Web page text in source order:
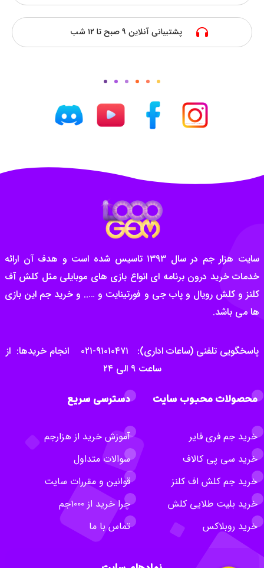
پشتیبانی آنلاین ۹ صبح تا ۱۲ شب
سایت هزار جم در سال ۱۳۹۳ تاسیس شده است و هدف آن ارائه
خدمات خرید درون برنامه ای انواع بازی های موبایلی مثل کلش آف
کلنز و کلش رویال و پاب جی و فورتینایت و ….. و خرید جم این بازی
ها می باشد.
پاسخگویی تلفنی (ساعات اداری): ۹۱۰۱۰۴۷۱-۰۲۱ انجام خریدها: از
ساعت ۹ الی ۲۴
محصولات محبوب سایت
خرید جم فری فایر
خرید سی پی کالاف
خرید جم کلش اف کلنز
خرید بلیت طلایی کلش
خرید روبلاکس
دسترسی سریع
آموزش خرید از هزارجم
سوالات متداول
قوانین و مقررات سایت
چرا خرید از ۱۰۰۰جم
تماس با ما